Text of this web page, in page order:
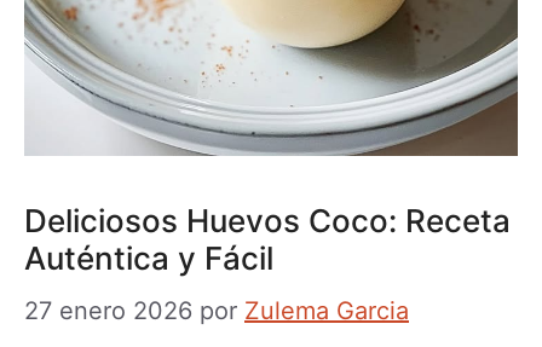
Deliciosos Huevos Coco: Receta
Auténtica y Fácil
27 enero 2026 por Zulema Garcia